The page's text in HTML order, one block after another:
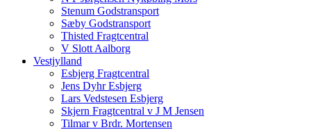
Stenum Godstransport
Sæby Godstransport
Thisted Fragtcentral
V Slott Aalborg
Vestjylland
Esbjerg Fragtcentral
Jens Dyhr Esbjerg
Lars Vedstesen Esbjerg
Skjern Fragtcentral v J M Jensen
Tilmar v Brdr. Mortensen